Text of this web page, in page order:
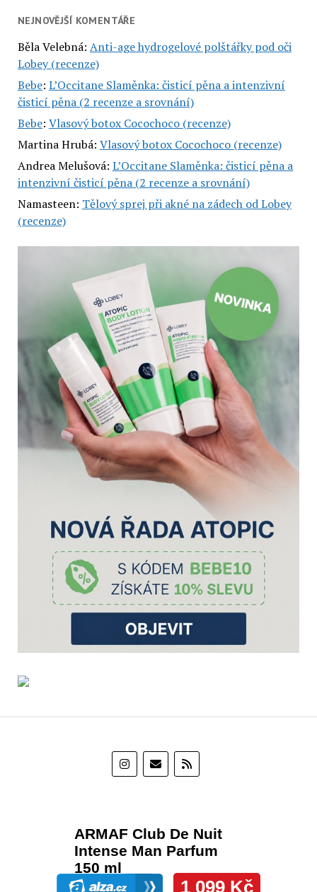
NEJNOVĚJŠÍ KOMENTÁŘE
Běla Velebná: Anti-age hydrogelové polštářky pod oči
Lobey (recenze)
Bebe: L’Occitane Slaměnka: čisticí pěna a intenzivní
čisticí pěna (2 recenze a srovnání)
Bebe: Vlasový botox Cocochoco (recenze)
Martina Hrubá: Vlasový botox Cocochoco (recenze)
Andrea Melušová: L’Occitane Slaměnka: čisticí pěna a
intenzivní čisticí pěna (2 recenze a srovnání)
Namasteen: Tělový sprej při akné na zádech od Lobey
(recenze)